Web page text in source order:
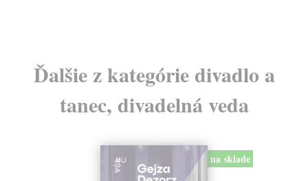
Ďalšie z kategórie divadlo a
tanec, divadelná veda
na sklade